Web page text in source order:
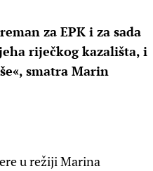
za EPK i za sada
riječkog kazališta, i
smatra Marin
u režiji Marina